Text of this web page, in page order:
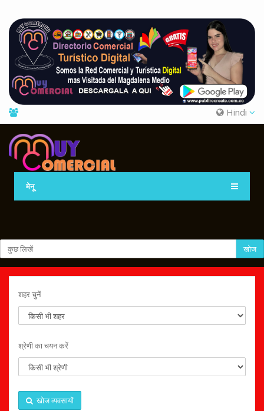
Hindi
मेनू
खोज
शहर चुनें
श्रेणी का चयन करें
खोज व्यवसायों